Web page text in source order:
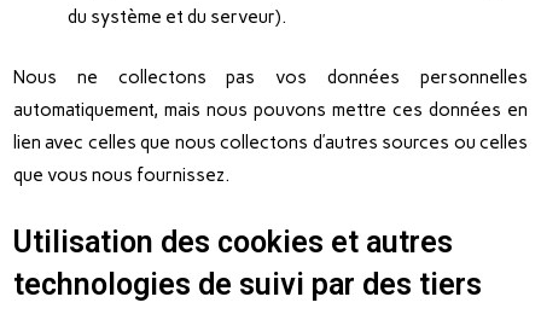
du système et du serveur).
Nous ne collectons pas vos données personnelles
automatiquement, mais nous pouvons mettre ces données en
lien avec celles que nous collectons d’autres sources ou celles
que vous nous fournissez.
Utilisation des cookies et autres
technologies de suivi par des tiers